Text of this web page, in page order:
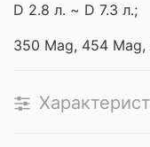
D 2.8 л. ~ D 7.3 л.;
350 Mag, 454 Mag,